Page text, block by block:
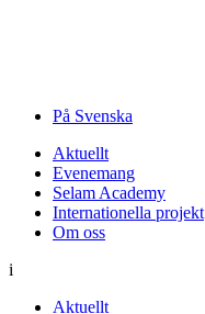
På Svenska
Aktuellt
Evenemang
Selam Academy
Internationella projekt
Om oss
i
Aktuellt